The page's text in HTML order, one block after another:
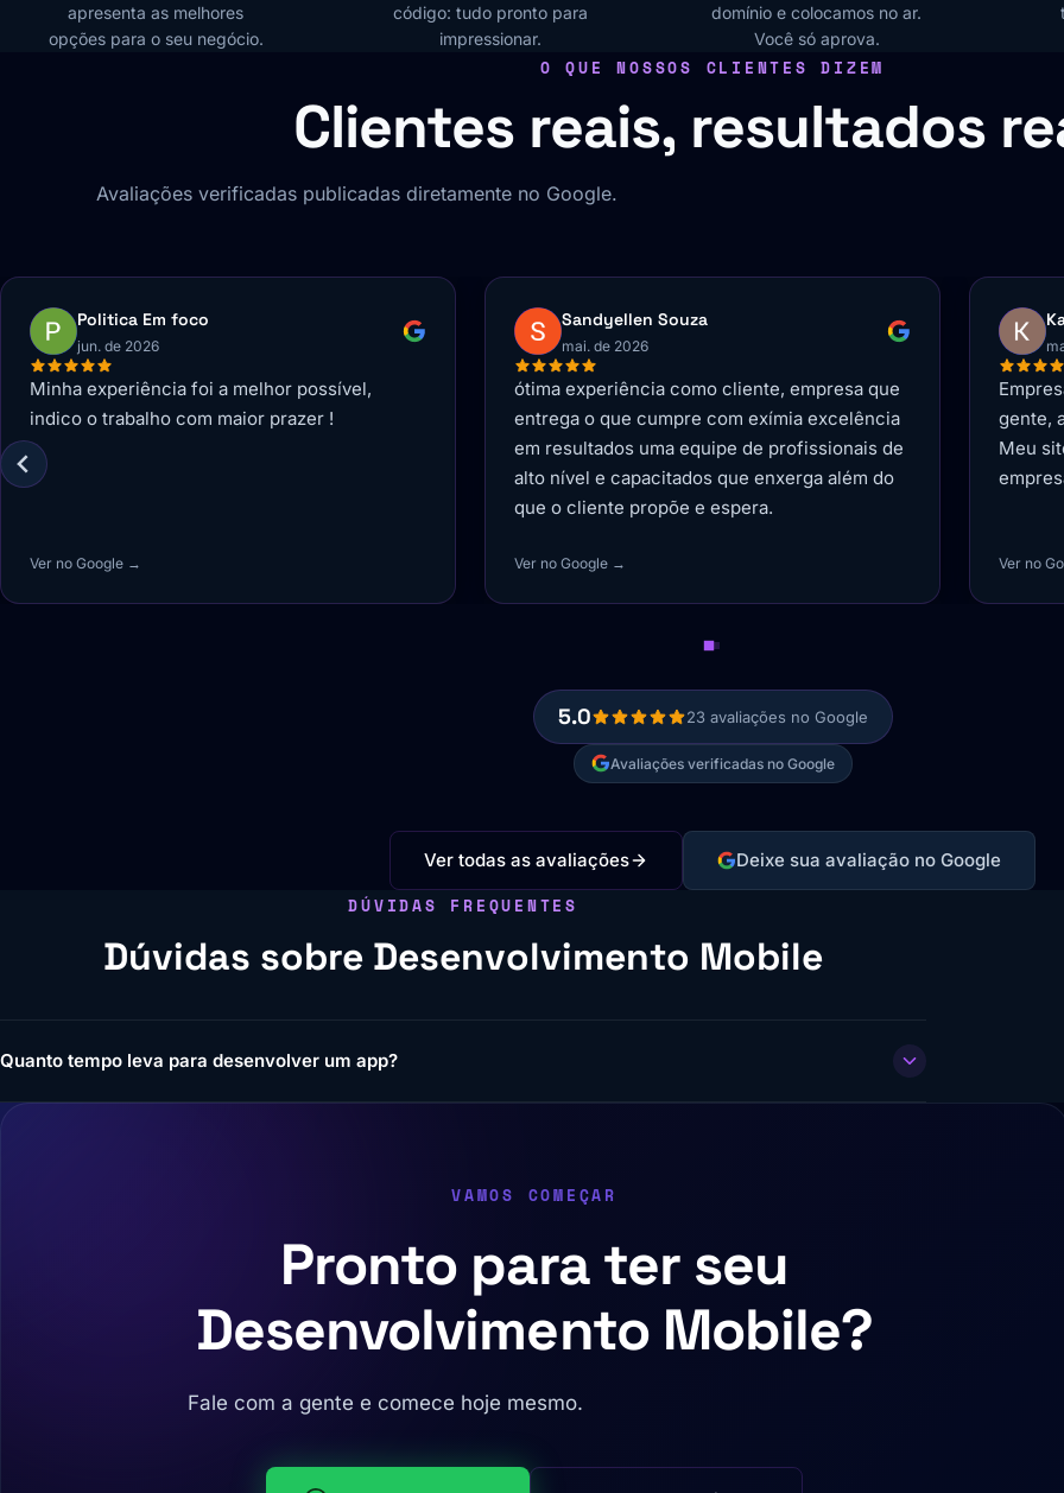
apresenta as melhores
opções para o seu negócio.
código: tudo pronto para
impressionar.
domínio e colocamos no ar.
Você só aprova.
O QUE NOSSOS CLIENTES DIZEM
Clientes reais, resultados
Avaliações verificadas publicadas diretamente no Google.
Sandyellen Souza
mai. de 2026
ótima experiência como cliente, empresa que
entrega o que cumpre com exímia excelência
em resultados uma equipe de profissionais de
alto nível e capacitados que enxerga além do
Ver no Google →
Katariny Holanda
mai. de 2026
Empresa totalmente comprometida com a
gente, atenção desde o primeiro atendimento.
Meu site ficou muito bom e tornou minha
empresa mais elevada.
Ver no Google →
as
Ver no
5.0 23 avaliações no Google
Avaliações verificadas no Google
Ver todas as avaliações Deixe sua avaliação no Google
DÚVIDAS FREQUENTES
Dúvidas sobre Desenvolvimento Mobile
Quanto tempo leva para desenvolver um app?
VAMOS COMEÇAR
Pronto para ter seu
Desenvolvimento Mobile?
Fale com a gente e comece hoje mesmo.